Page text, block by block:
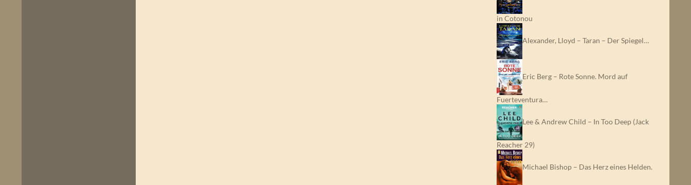
in Cotonou
Alexander, Lloyd – Taran – Der Spiegel…
Eric Berg – Rote Sonne. Mord auf
Fuerteventura…
Lee & Andrew Child – In Too Deep (Jack
Reacher 29)
Michael Bishop – Das Herz eines Helden.